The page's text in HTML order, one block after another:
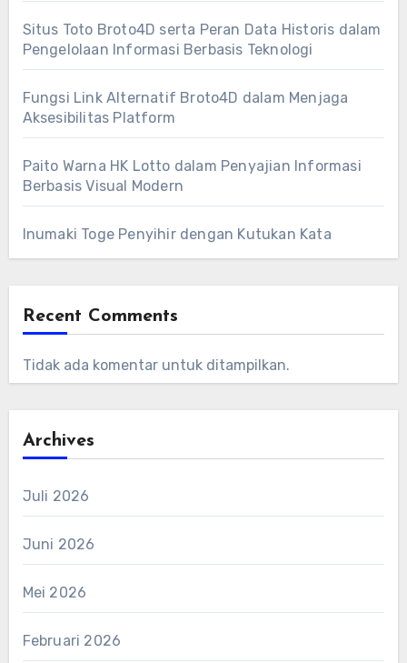
Situs Toto Broto4D serta Peran Data Historis dalam
Pengelolaan Informasi Berbasis Teknologi
Fungsi Link Alternatif Broto4D dalam Menjaga
Aksesibilitas Platform
Paito Warna HK Lotto dalam Penyajian Informasi
Berbasis Visual Modern
Inumaki Toge Penyihir dengan Kutukan Kata
Recent Comments
Tidak ada komentar untuk ditampilkan.
Archives
Juli 2026
Juni 2026
Mei 2026
Februari 2026